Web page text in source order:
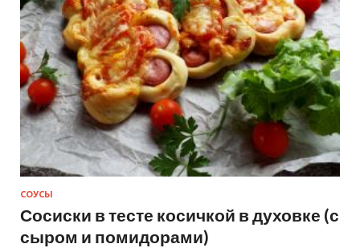
СОУСЫ
Сосиски в тесте косичкой в духовке (с
сыром и помидорами)